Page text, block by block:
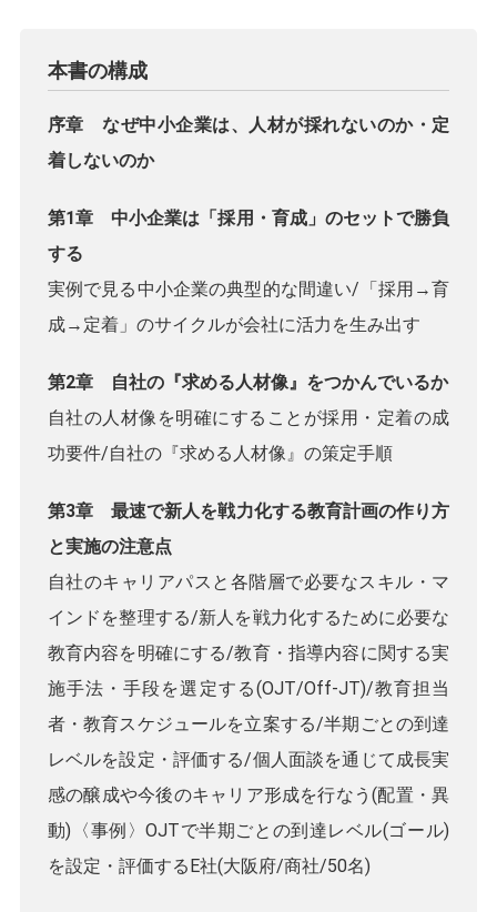
本書の構成
序章 なぜ中小企業は、人材が採れないのか・定
着しないのか
第1章 中小企業は「採用・育成」のセットで勝負
する
実例で見る中小企業の典型的な間違い/「採用→育
成→定着」のサイクルが会社に活力を生み出す
第2章 自社の『求める人材像』をつかんでいるか
自社の人材像を明確にすることが採用・定着の成
功要件/自社の『求める人材像』の策定手順
第3章 最速で新人を戦力化する教育計画の作り方
と実施の注意点
自社のキャリアパスと各階層で必要なスキル・マ
インドを整理する/新人を戦力化するために必要な
教育内容を明確にする/教育・指導内容に関する実
施手法・手段を選定する(OJT/Off-JT)/教育担当
者・教育スケジュールを立案する/半期ごとの到達
レベルを設定・評価する/個人面談を通じて成長実
感の醸成や今後のキャリア形成を行なう(配置・異
動)〈事例〉OJTで半期ごとの到達レベル(ゴール)
を設定・評価するE社(大阪府/商社/50名)